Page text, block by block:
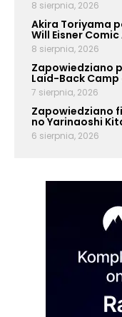
8 sierpnia, 2026
Akira Toriyama
Will Eisner
8 sierpnia, 2026
Zapowiedziano
Laid-Back
7 sierpnia, 2026
Zapowiedziano
no Yarinaoshi
6 sierpnia, 2026